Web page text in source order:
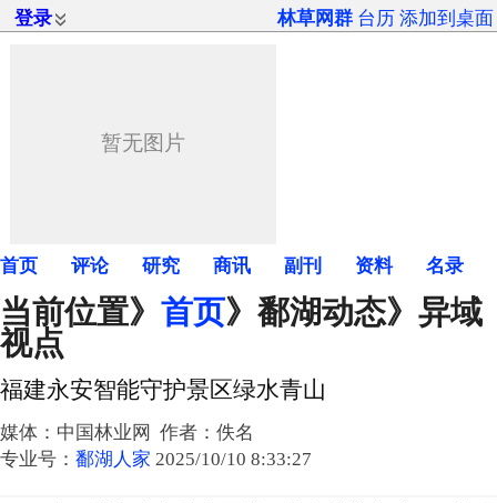
登录 林草网群 台历 添加到桌面
首页 评论 研究 商讯 副刊 资料 名录
当前位置》 首页》 鄱湖动态》异域
视点
福建永安智能守护景区绿水青山
媒体：中国林业网 作者：佚名
专业号： 鄱湖人家 2025/10/10 8:33:27